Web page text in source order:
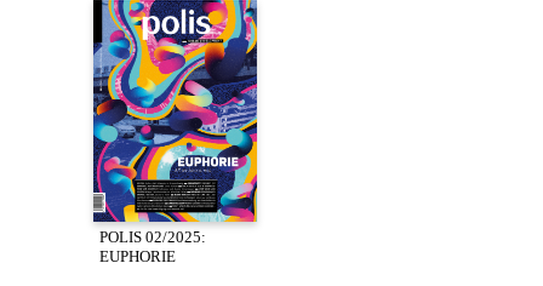
POLIS 02/2025:
EUPHORIE